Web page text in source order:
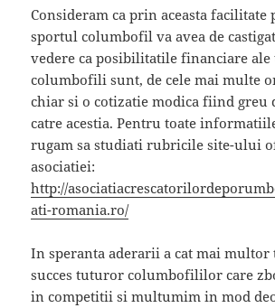
Consideram ca prin aceasta
sportul columbofil va avea de
vedere ca posibilitatile financiare
columbofili sunt, de cele mai multe
chiar si o cotizatie modica fiind greu
catre acestia. Pentru toate
rugam sa studiati rubricile site-ului
asociatiei:
http://
ati-romania.ro/
In speranta aderarii a cat mai
succes tuturor columbofililor care
in competitii si multumim in mod